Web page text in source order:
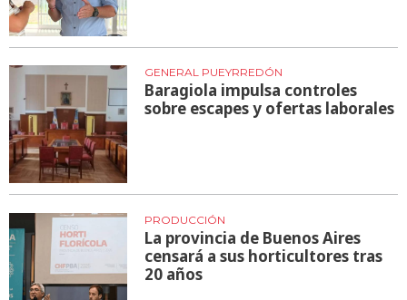
GENERAL PUEYRREDÓN
Baragiola impulsa controles
sobre escapes y ofertas laborales
PRODUCCIÓN
La provincia de Buenos Aires
censará a sus horticultores tras
20 años